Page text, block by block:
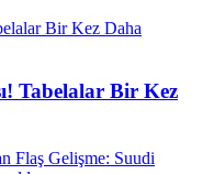
Tabelalar Bir Kez